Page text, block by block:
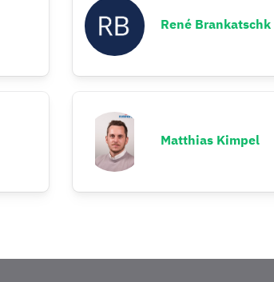
René Brankatschk
Matthias Kimpel